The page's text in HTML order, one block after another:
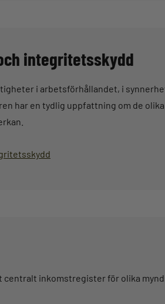
integritetsskydd
i arbetsförhållandet, i
har en tydlig uppfattning om de
inkomstregister för olika